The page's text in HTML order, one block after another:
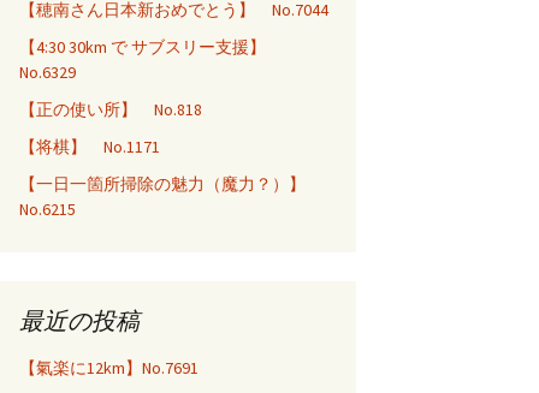
【穂南さん日本新おめでとう】 No.7044
【4:30 30km で サブスリー支援】
No.6329
【正の使い所】 No.818
【将棋】 No.1171
【一日一箇所掃除の魅力（魔力？）】
No.6215
最近の投稿
【氣楽に12km】No.7691